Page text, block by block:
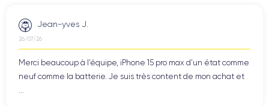
Jean-yves J.
26/07/26
Merci beaucoup à l’équipe, iPhone 15 pro max d’un état comme
neuf comme la batterie. Je suis très content de mon achat et